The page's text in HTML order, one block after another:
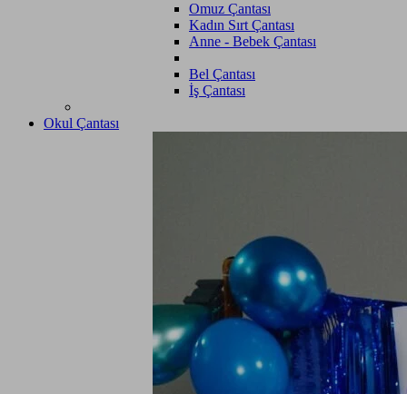
Omuz Çantası
Kadın Sırt Çantası
Anne - Bebek Çantası
Bel Çantası
İş Çantası
Okul Çantası